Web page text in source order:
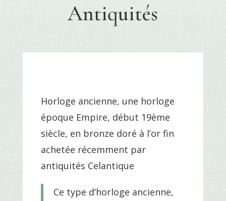
Antiquités
Horloge ancienne, une horloge
époque Empire, début 19ème
siècle, en bronze doré à l’or fin
achetée récemment par
antiquités Celantique
Ce type d’horloge ancienne,